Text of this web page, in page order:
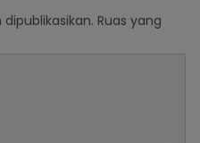
Ruas yang